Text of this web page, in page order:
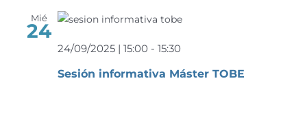
Mié
24
Sesión informativa Máster TOBE
24/09/2025 | 15:00 - 15:30